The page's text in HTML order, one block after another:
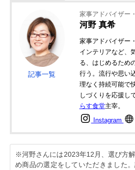
記事一覧
家事アドバイザー
河野 真希
家事アドバイザー
インテリアなど、
る、はじめるため
行う。流行や思い
理なく持続可能で
しづくりを応援し
らす食堂主宰。
Instagram
※河野さんには2023年12月、選び方
め商品の選定をしていただきました